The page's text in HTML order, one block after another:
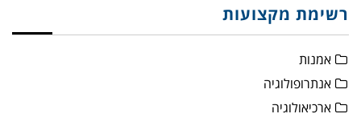
רשימת מקצועות
אמנות
אנתרופולוגיה
ארכיאולוגיה